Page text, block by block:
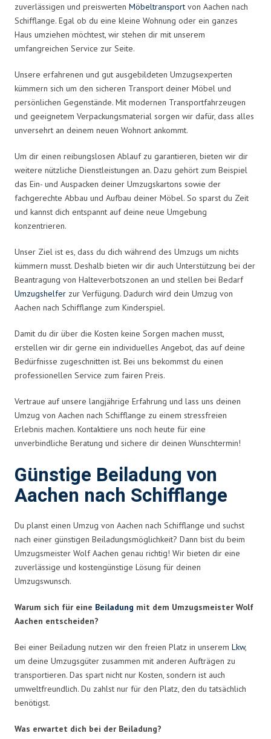
zuverlässigen und preiswerten Möbeltransport von Aachen nach
Schifflange. Egal ob du eine kleine Wohnung oder ein ganzes
Haus umziehen möchtest, wir stehen dir mit unserem
umfangreichen Service zur Seite.
Unsere erfahrenen und gut ausgebildeten Umzugsexperten
kümmern sich um den sicheren Transport deiner Möbel und
persönlichen Gegenstände. Mit modernen Transportfahrzeugen
und geeignetem Verpackungsmaterial sorgen wir dafür, dass alles
unversehrt an deinem neuen Wohnort ankommt.
Um dir einen reibungslosen Ablauf zu garantieren, bieten wir dir
weitere nützliche Dienstleistungen an. Dazu gehört zum Beispiel
das Ein- und Auspacken deiner Umzugskartons sowie der
fachgerechte Abbau und Aufbau deiner Möbel. So sparst du Zeit
und kannst dich entspannt auf deine neue Umgebung
konzentrieren.
Unser Ziel ist es, dass du dich während des Umzugs um nichts
kümmern musst. Deshalb bieten wir dir auch Unterstützung bei der
Beantragung von Halteverbotszonen an und stellen bei Bedarf
Umzugshelfer zur Verfügung. Dadurch wird dein Umzug von
Aachen nach Schifflange zum Kinderspiel.
Damit du dir über die Kosten keine Sorgen machen musst,
erstellen wir dir gerne ein individuelles Angebot, das auf deine
Bedürfnisse zugeschnitten ist. Bei uns bekommst du einen
professionellen Service zum fairen Preis.
Vertraue auf unsere langjährige Erfahrung und lass uns deinen
Umzug von Aachen nach Schifflange zu einem stressfreien
Erlebnis machen. Kontaktiere uns noch heute für eine
unverbindliche Beratung und sichere dir deinen Wunschtermin!
Günstige Beiladung von
Aachen nach Schifflange
Du planst einen Umzug von Aachen nach Schifflange und suchst
nach einer günstigen Beiladungsmöglichkeit? Dann bist du beim
Umzugsmeister Wolf Aachen genau richtig! Wir bieten dir eine
zuverlässige und kostengünstige Lösung für deinen
Umzugswunsch.
Warum sich für eine Beiladung mit dem Umzugsmeister Wolf
Aachen entscheiden?
Bei einer Beiladung nutzen wir den freien Platz in unserem Lkw,
um deine Umzugsgüter zusammen mit anderen Aufträgen zu
transportieren. Das spart nicht nur Kosten, sondern ist auch
umweltfreundlich. Du zahlst nur für den Platz, den du tatsächlich
benötigst.
Was erwartet dich bei der Beiladung?